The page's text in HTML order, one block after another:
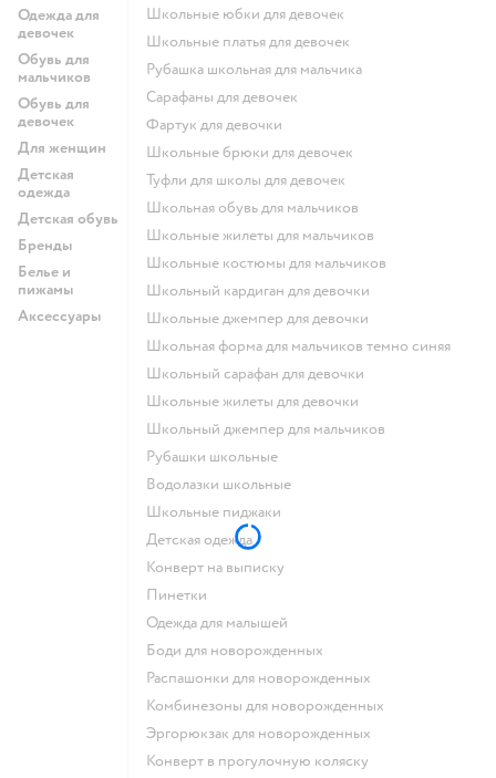
Одежда для
девочек
Обувь для
мальчиков
Обувь для
девочек
Для женщин
Детская
одежда
Детская обувь
Бренды
Белье и
пижамы
Аксессуары
Школьные юбки для девочек
Школьные платья для девочек
Рубашка школьная для мальчика
Сарафаны для девочек
Фартук для девочки
Школьные брюки для девочек
Туфли для школы для девочек
Школьная обувь для мальчиков
Школьные жилеты для мальчиков
Школьные костюмы для мальчиков
Школьный кардиган для девочки
Школьные джемпер для девочки
Школьная форма для мальчиков темно синяя
Школьный сарафан для девочки
Школьные жилеты для девочки
Школьный джемпер для мальчиков
Рубашки школьные
Водолазки школьные
Школьные пиджаки
Детская одежда
Конверт на выписку
Пинетки
Одежда для малышей
Боди для новорожденных
Распашонки для новорожденных
Комбинезоны для новорожденных
Эргорюкзак для новорожденных
Конверт в прогулочную коляску